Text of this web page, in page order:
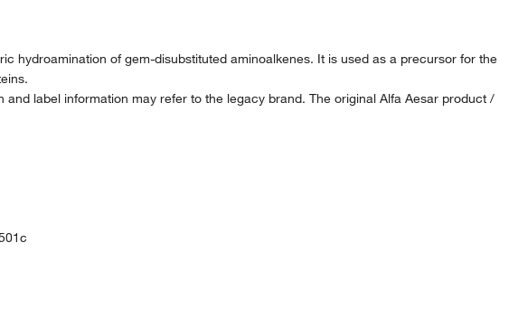
hydroamination of gem-disubstituted aminoalkenes. It is used as a precursor for the
label information may refer to the legacy brand. The original Alfa Aesar product /